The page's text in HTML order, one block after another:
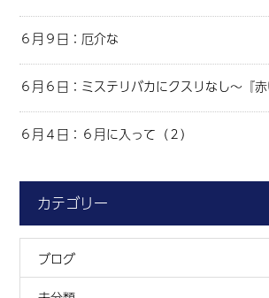
６月９日：厄介な
６月６日：ミステリバカにクスリなし～『赤
６月４日：６月に入って（２）
カテゴリー
ブログ